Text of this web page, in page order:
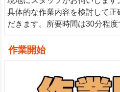
具体的な作業内容を検討して
だきます。所要時間は30分程度
作業開始